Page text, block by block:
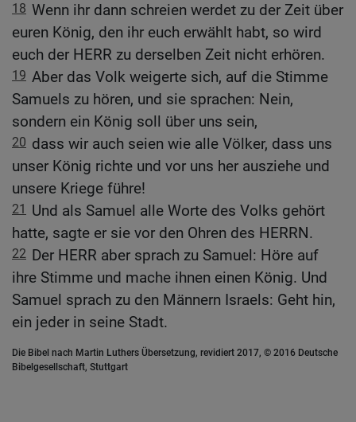
18 Wenn ihr dann schreien werdet zu der Zeit über
euren König, den ihr euch erwählt habt, so wird
euch der HERR zu derselben Zeit nicht erhören.
19 Aber das Volk weigerte sich, auf die Stimme
Samuels zu hören, und sie sprachen: Nein,
sondern ein König soll über uns sein,
20 dass wir auch seien wie alle Völker, dass uns
unser König richte und vor uns her ausziehe und
unsere Kriege führe!
21
Und als Samuel alle Worte des Volks gehört
hatte, sagte er sie vor den Ohren des HERRN.
22 Der HERR aber sprach zu Samuel: Höre auf
ihre Stimme und mache ihnen einen König. Und
Samuel sprach zu den Männern Israels: Geht hin,
ein jeder in seine Stadt.
Die Bibel nach Martin Luthers Übersetzung, revidiert 2017, © 2016 Deutsche
Bibelgesellschaft, Stuttgart